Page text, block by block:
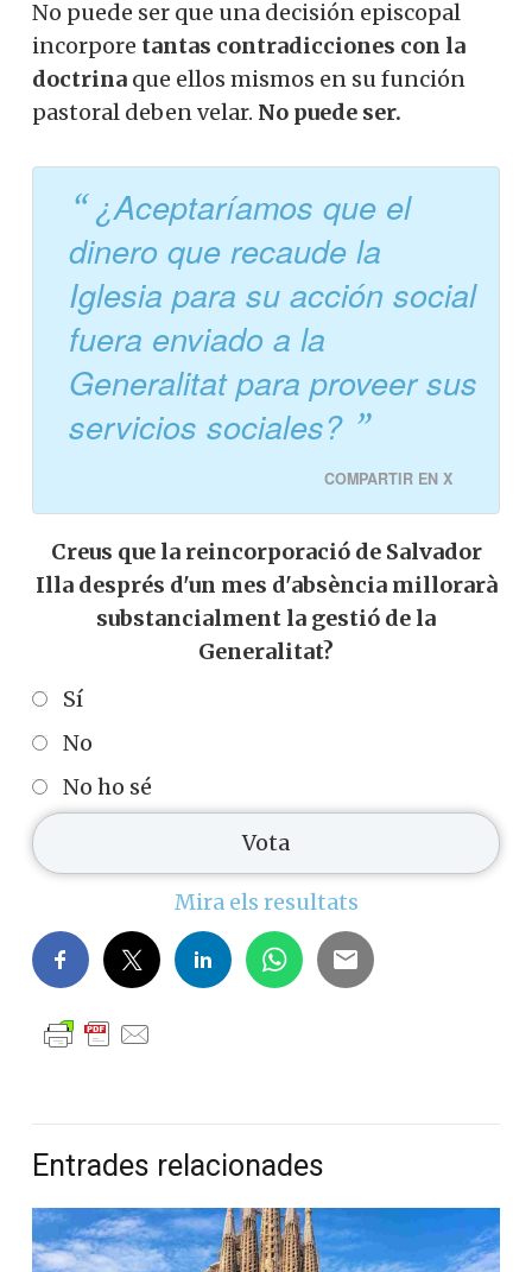
No puede ser que una decisión episcopal
incorpore tantas contradicciones con la
doctrina que ellos mismos en su función
pastoral deben velar. No puede ser.
¿Aceptaríamos que el
dinero que recaude la
Iglesia para su acción social
fuera enviado a la
Generalitat para proveer sus
servicios sociales?
COMPARTIR EN X
Creus que la reincorporació de Salvador
Illa després d'un mes d'absència millorarà
substancialment la gestió de la
Generalitat?
Sí
No
No ho sé
Mira els resultats
Entrades relacionades